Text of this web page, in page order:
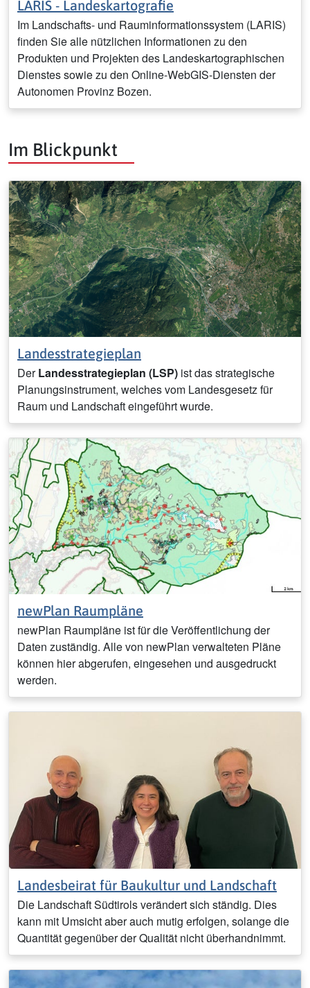
LARIS - Landeskartografie
Im Landschafts- und Rauminformationssystem (LARIS)
finden Sie alle nützlichen Informationen zu den
Produkten und Projekten des Landeskartographischen
Dienstes sowie zu den Online-WebGIS-Diensten der
Autonomen Provinz Bozen.
Im Blickpunkt
Landesstrategieplan
DerLandesstrategieplan (LSP) ist das strategische
Planungsinstrument, welches vom Landesgesetz für
Raum und Landschaft eingeführt wurde.
newPlan Raumpläne
newPlan Raumpläne ist für die Veröffentlichung der
Daten zuständig. Alle von newPlan verwalteten Pläne
können hier abgerufen, eingesehen und ausgedruckt
werden.
Landesbeirat für Baukultur und Landschaft
Die Landschaft Südtirols verändert sich ständig. Dies
kann mit Umsicht aber auch mutig erfolgen, solange die
Quantität gegenüber der Qualität nicht überhandnimmt.